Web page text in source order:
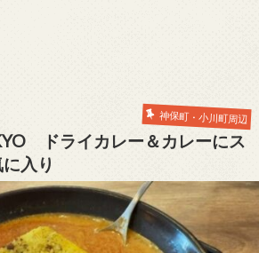
神保町・小川町周辺
ドライカレー＆カレーにス
入り